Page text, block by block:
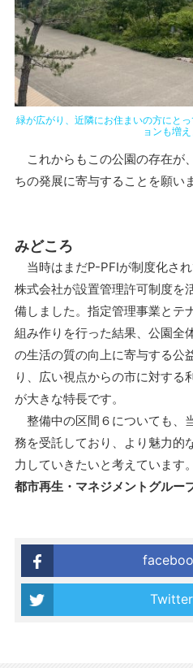
緑が広がり、近隣にお住まいの方にと
ョンも増
これからもこの公園の存在が
ちの発展に寄与することを願い
みどころ
当時はまだP-PFIが制度化さ
株式会社が設置管理許可制度を
備しました。指定管理事業とテ
組み作りを行った結果、公園全
の生活の質の向上に寄与する公
り、広い視点からの市に対する
が大きな特長です。
整備中の区間６についても、
務を受託しており、より魅力的
力していきたいと考えています。
都市再生・マネジメントグル